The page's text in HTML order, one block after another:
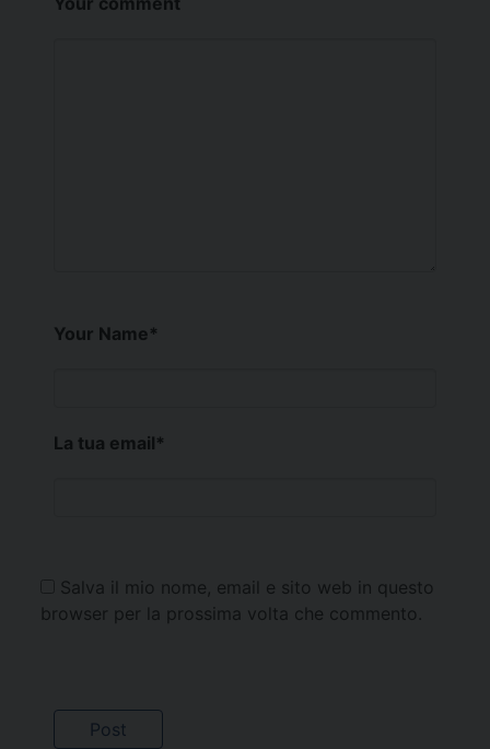
Your Name*
La tua email*
Salva il mio nome, email e sito web in questo
browser per la prossima volta che commento.